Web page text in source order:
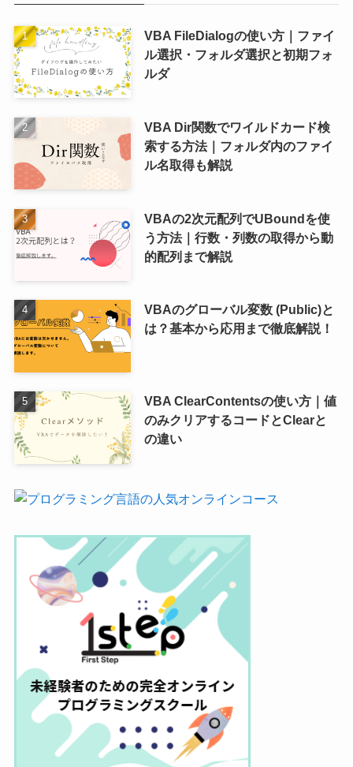
VBA FileDialogの使い方｜ファイ
ル選択・フォルダ選択と初期フォ
ルダ
VBA Dir関数でワイルドカード検
索する方法｜フォルダ内のファイ
ル名取得も解説
VBAの2次元配列でUBoundを使
う方法｜行数・列数の取得から動
的配列まで解説
VBAのグローバル変数 (Public)と
は？基本から応用まで徹底解説！
VBA ClearContentsの使い方｜値
のみクリアするコードとClearと
の違い